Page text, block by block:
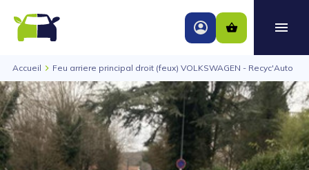
Accueil Feu arriere principal droit (feux) VOLKSWAGEN - Recyc'Auto